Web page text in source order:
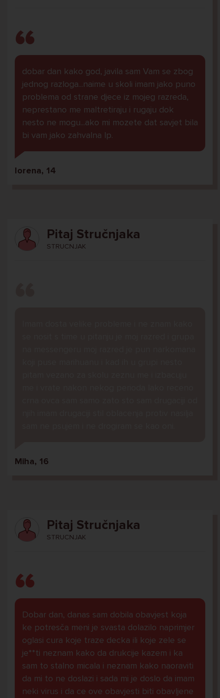
dobar dan kako god, javila sam Vam se zbog
jednog razloga...naime u skoli imam jako puno
problema od strane djece iz mojeg razreda,
neprestano me maltretiraju i rugaju dok
nesto ne mogu...ako mi mozete dat savjet bila
bi vam jako zahvalna lp.
lorena, 14
Pitaj Stručnjaka
STRUCNJAK
Miha, 16
Pitaj Stručnjaka
STRUCNJAK
Dobar dan, danas sam dobila obavjest koja
ke potresča meni je svasta dolazilo naprimjer
oglasi cura koje traze decka ili koje zele se
je**ti neznam kako da drukcije kazem i ka
sam to stalno micala i neznam kako naoraviti
da mi to ne doslazi i sada mi je doslo da imam
neki virus i da ce ove obavjesti biti obavljene